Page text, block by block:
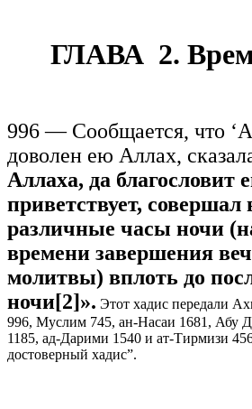
ГЛАВА 2.
996 — Сообщается, что
доволен ею Аллах,
Аллаха, да благословит
приветствует, совершал
различные часы ночи
времени завершения
молитвы) вплоть до
ночи[2]». Этот хадис передали
996, Муслим 745, ан-Насаи 1681, Абу
1185, ад-Дарими 1540 и ат-Тирмизи
достоверный хадис”.